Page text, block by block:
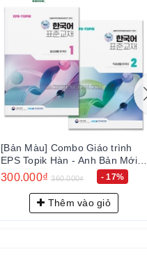
[Sách màu] Combo Luyện viết
Tiếng Hàn Kyung Hee - 경희 한
국어 쓰기 1~6
480.000₫ 540.000₫ - 11%
Thêm vào giỏ